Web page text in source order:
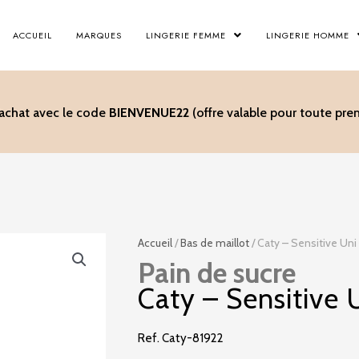
ACCUEIL MARQUES LINGERIE FEMME LINGERIE HOMME
avec le code BIENVENUE22(offre valable pour toute
Accueil/Bas de maillot/ Caty – Sensitive Uni
Pain de sucre
Caty – Sensitive
Ref. Caty-81922